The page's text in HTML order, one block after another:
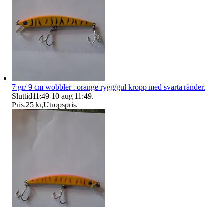
7 gr/ 9 cm wobbler i orange rygg/gul kropp med svarta ränder.
Sluttid11:49 10 aug 11:49.
Pris:25 kr,Utropspris.